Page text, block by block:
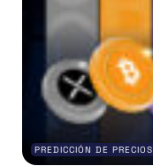
PREDICCIÓN DE PRECIOS